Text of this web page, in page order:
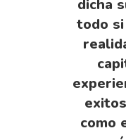
dicha
todo
como